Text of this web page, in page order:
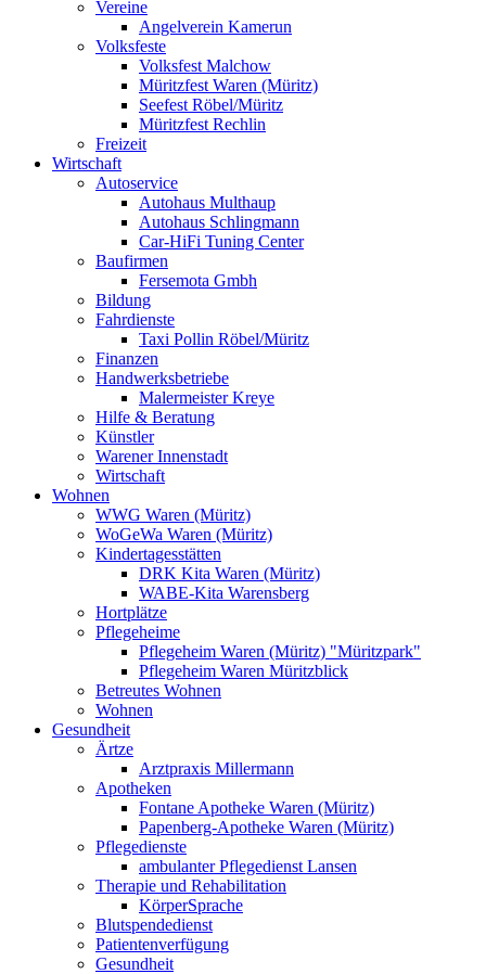
Vereine
Angelverein Kamerun
Volksfeste
Volksfest Malchow
Müritzfest Waren (Müritz)
Seefest Röbel/Müritz
Müritzfest Rechlin
Freizeit
Wirtschaft
Autoservice
Autohaus Multhaup
Autohaus Schlingmann
Car-HiFi Tuning Center
Baufirmen
Fersemota Gmbh
Bildung
Fahrdienste
Taxi Pollin Röbel/Müritz
Finanzen
Handwerksbetriebe
Malermeister Kreye
Hilfe & Beratung
Künstler
Warener Innenstadt
Wirtschaft
Wohnen
WWG Waren (Müritz)
WoGeWa Waren (Müritz)
Kindertagesstätten
DRK Kita Waren (Müritz)
WABE-Kita Warensberg
Hortplätze
Pflegeheime
Pflegeheim Waren (Müritz) "Müritzpark"
Pflegeheim Waren Müritzblick
Betreutes Wohnen
Wohnen
Gesundheit
Ärtze
Arztpraxis Millermann
Apotheken
Fontane Apotheke Waren (Müritz)
Papenberg-Apotheke Waren (Müritz)
Pflegedienste
ambulanter Pflegedienst Lansen
Therapie und Rehabilitation
KörperSprache
Blutspendedienst
Patientenverfügung
Gesundheit